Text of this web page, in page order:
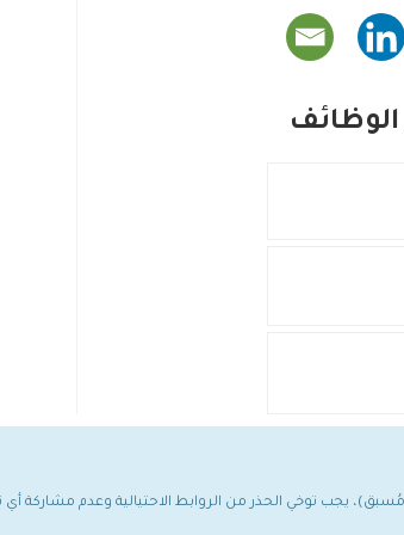
يجب توخي الحذر من الروابط الاحتيالية وعدم مشاركة